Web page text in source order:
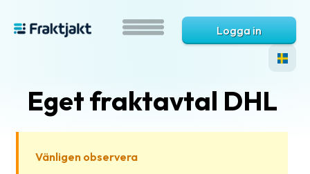
Logga in
Eget fraktavtal DHL
Vänligen observera